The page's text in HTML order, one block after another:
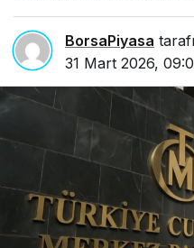
BorsaPiyasa
31 Mart 2026,